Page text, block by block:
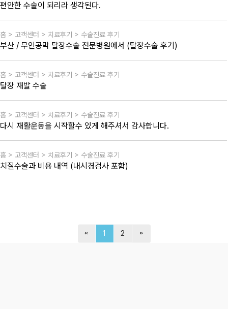
편안한 수술이 되리라 생각된다.
홈 > 고객센터 > 치료후기 > 수술진료 후기
부산 / 무인공막 탈장수술 전문병원에서 (탈장수술 후기)
홈 > 고객센터 > 치료후기 > 수술진료 후기
탈장 재발 수술
홈 > 고객센터 > 치료후기 > 수술진료 후기
다시 재활운동을 시작할수 있게 해주셔서 감사합니다.
홈 > 고객센터 > 치료후기 > 수술진료 후기
치질수술과 비용 내역 (내시경검사 포함)
1 2